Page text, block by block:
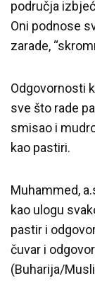
područja
Oni podnose
zarade,
Odgovornosti
sve što rade
smisao i
kao pastiri.
Muhammed,
kao ulogu
pastir i
čuvar i
(Buharija/